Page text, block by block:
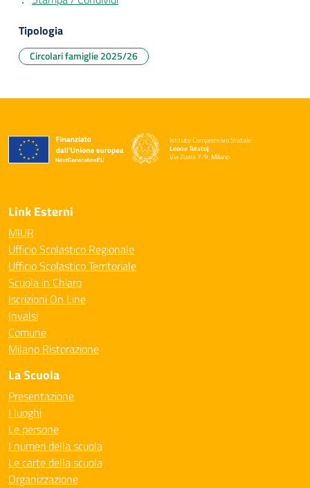
Tipologia
Circolari famiglie 2025/26
Istituto Comprensivo Statale
Leone Tolstoj
Via Zuara 7/9, Milano
— Visita la pagina iniziale della scuola
Link Esterni
MIUR
Ufficio Scolastico Regionale
Ufficio Scolastico Territoriale
Scuola in Chiaro
Iscrizioni On Line
Invalsi
Comune
Milano Ristorazione
La Scuola
Presentazione
I luoghi
Le persone
I numeri della scuola
Le carte della scuola
Organizzazione